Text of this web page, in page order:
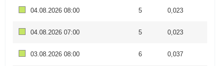
04.08.2026 08:00 5 0,023
04.08.2026 07:00 5 0,023
03.08.2026 08:00 6 0,037